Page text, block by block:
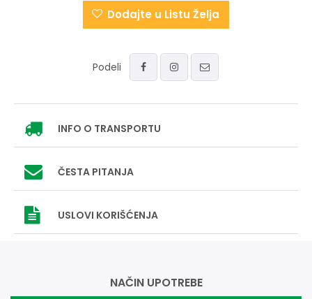
Dodajte u Listu Želja
Podeli
INFO O TRANSPORTU
ČESTA PITANJA
USLOVI KORIŠĆENJA
NAČIN UPOTREBE